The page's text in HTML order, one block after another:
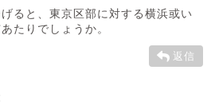
ると、東京区部に対する横浜或い
たりでしょうか。
返信